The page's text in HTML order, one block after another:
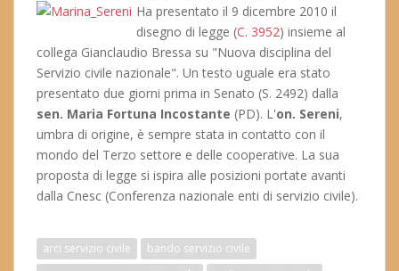
Ha presentato il 9 dicembre 2010 il
disegno di legge (C. 3952) insieme al
collega Gianclaudio Bressa su "Nuova disciplina del
Servizio civile nazionale". Un testo uguale era stato
presentato due giorni prima in Senato (S. 2492) dalla
sen. Maria Fortuna Incostante (PD). L'on. Sereni,
umbra di origine, è sempre stata in contatto con il
mondo del Terzo settore e delle cooperative. La sua
proposta di legge si ispira alle posizioni portate avanti
dalla Cnesc (Conferenza nazionale enti di servizio civile).
arci servizio civile
bando servizio civile